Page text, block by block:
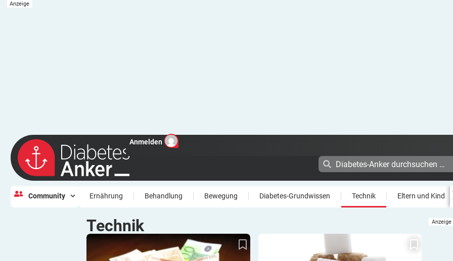
Anmelden
Community Ernährung Behandlung Bewegung Diabetes-Grundwissen Technik Eltern und Kind
Technik
Nachgefragt | Recht: Wann übernimmt die
Kasse die Kosten für ein CGM-System?